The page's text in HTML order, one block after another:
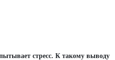
стресс. К такому выводу